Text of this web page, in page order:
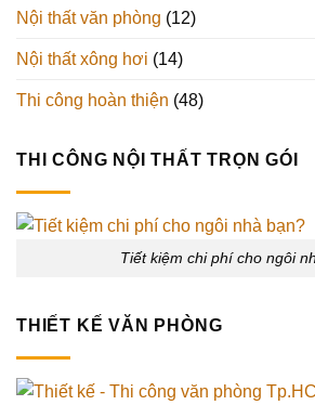
Nội thất văn phòng (12)
Nội thất xông hơi (14)
Thi công hoàn thiện (48)
THI CÔNG NỘI THẤT TRỌN GÓI
Tiết kiệm chi phí cho ngôi
THIẾT KẾ VĂN PHÒNG